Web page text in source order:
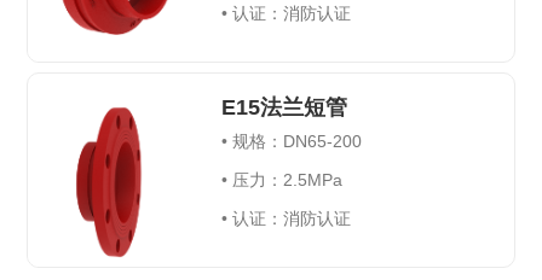
• 认证：消防认证
E15法兰短管
• 规格： DN65-200
• 压力： 2.5MPa
• 认证：消防认证